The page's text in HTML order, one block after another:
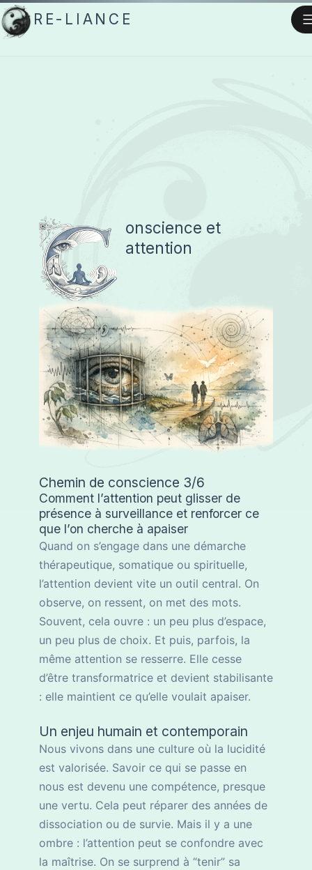
Aller
au
RE-LIANCE
C
onscience et
attention
Chemin de conscience 3/6
Comment l’attention peut glisser de
présence à surveillance et renforcer ce
que l’on cherche à apaiser
Quand on s’engage dans une démarche
thérapeutique, somatique ou spirituelle,
l’attention devient vite un outil central. On
observe, on ressent, on met des mots.
Souvent, cela ouvre : un peu plus d’espace,
un peu plus de choix. Et puis, parfois, la
même attention se resserre. Elle cesse
d’être transformatrice et devient stabilisante
: elle maintient ce qu’elle voulait apaiser.
Un enjeu humain et contemporain
Nous vivons dans une culture où la lucidité
est valorisée. Savoir ce qui se passe en
nous est devenu une compétence, presque
une vertu. Cela peut réparer des années de
dissociation ou de survie. Mais il y a une
ombre : l’attention peut se confondre avec
la maîtrise. On se surprend à “tenir” sa